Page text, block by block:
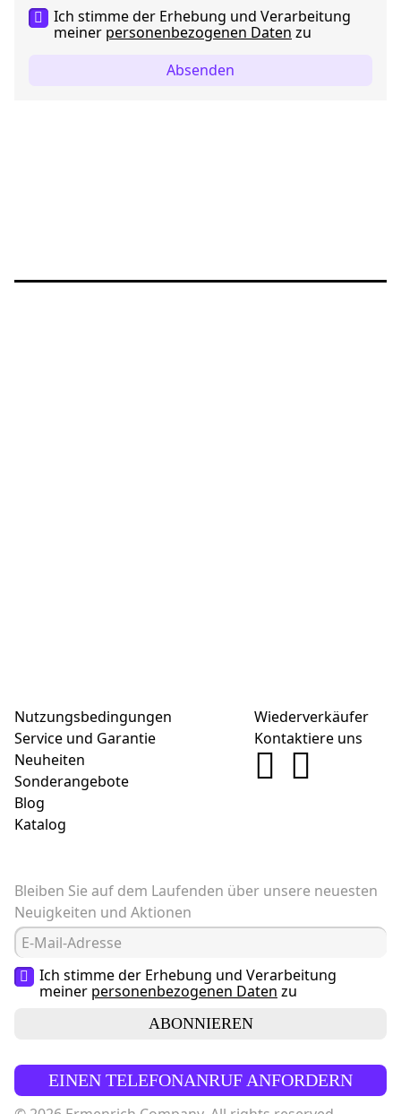
Ich stimme der Erhebung und Verarbeitung
meiner personenbezogenen Daten zu
Absenden
Nutzungsbedingungen
Service und Garantie
Neuheiten
Sonderangebote
Blog
Katalog
Wiederverkäufer
Kontaktiere uns
Bleiben Sie auf dem Laufenden über unsere neuesten
Neuigkeiten und Aktionen
Ich stimme der Erhebung und Verarbeitung
meiner personenbezogenen Daten zu
ABONNIEREN
EINEN TELEFONANRUF ANFORDERN